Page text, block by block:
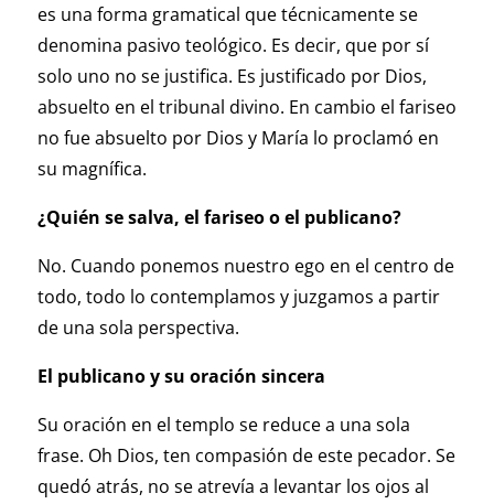
es una forma gramatical que técnicamente se
denomina pasivo teológico. Es decir, que por sí
solo uno no se justifica. Es justificado por Dios,
absuelto en el tribunal divino. En cambio el fariseo
no fue absuelto por Dios y María lo proclamó en
su magnífica.
¿Quién se salva, el fariseo o el publicano?
No. Cuando ponemos nuestro ego en el centro de
todo, todo lo contemplamos y juzgamos a partir
de una sola perspectiva.
El publicano y su oración sincera
Su oración en el templo se reduce a una sola
frase. Oh Dios, ten compasión de este pecador. Se
quedó atrás, no se atrevía a levantar los ojos al